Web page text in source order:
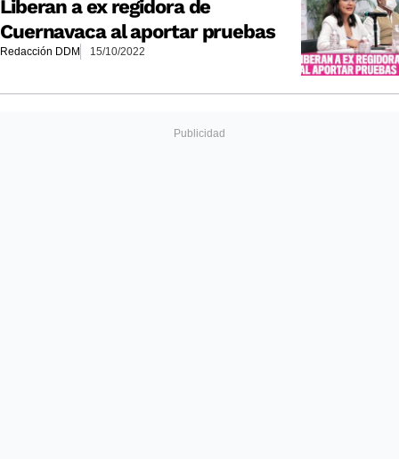
Liberan a ex regidora de
Cuernavaca al aportar pruebas
Redacción DDM 15/10/2022